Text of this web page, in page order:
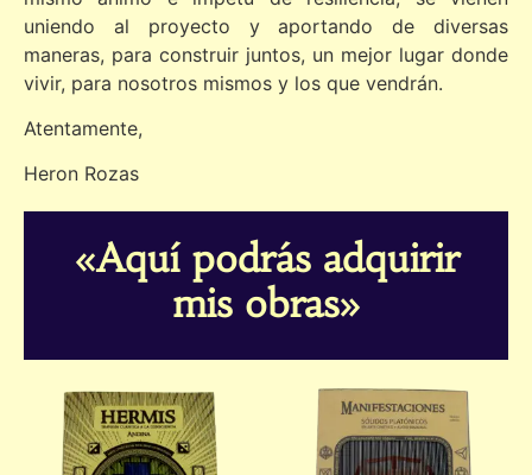
uniendo al proyecto y aportando de diversas
maneras, para construir juntos, un mejor lugar donde
vivir, para nosotros mismos y los que vendrán.
Atentamente,
Heron Rozas
«Aquí podrás adquirir
mis obras»